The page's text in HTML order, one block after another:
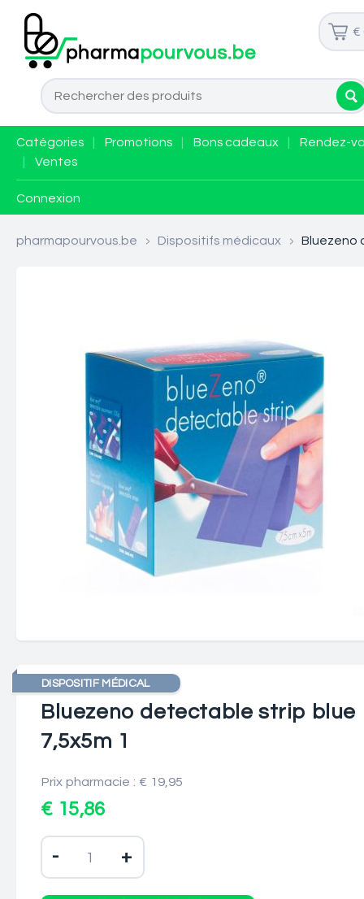
€
Catégories Promotions Bons cadeaux
Rendez-
Ventes
Connexion
pharmapourvous.be > Dispositifs médicaux > Bluezeno
DISPOSITIF MÉDICAL
Bluezeno detectable strip blue
7,5x5m 1
Prix pharmacie : € 19,95
€ 15,86
- +